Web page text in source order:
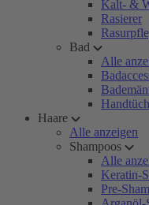
Kalt- &
Rasierer
Bad
Alle
Haare
Alle anzeigen
Shampoos
Alle
Keratin-
Pre-